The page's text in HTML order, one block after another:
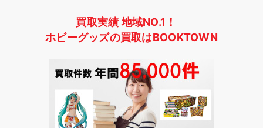
買取実績 地域NO.1！
ホビーグッズの買取はBOOKTOWN